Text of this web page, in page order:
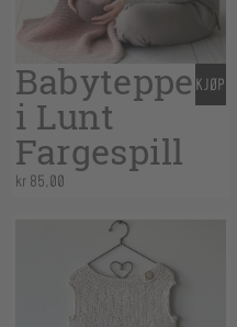
Babyteppe
i Lunt
Fargespill
kr85,00
KJØP